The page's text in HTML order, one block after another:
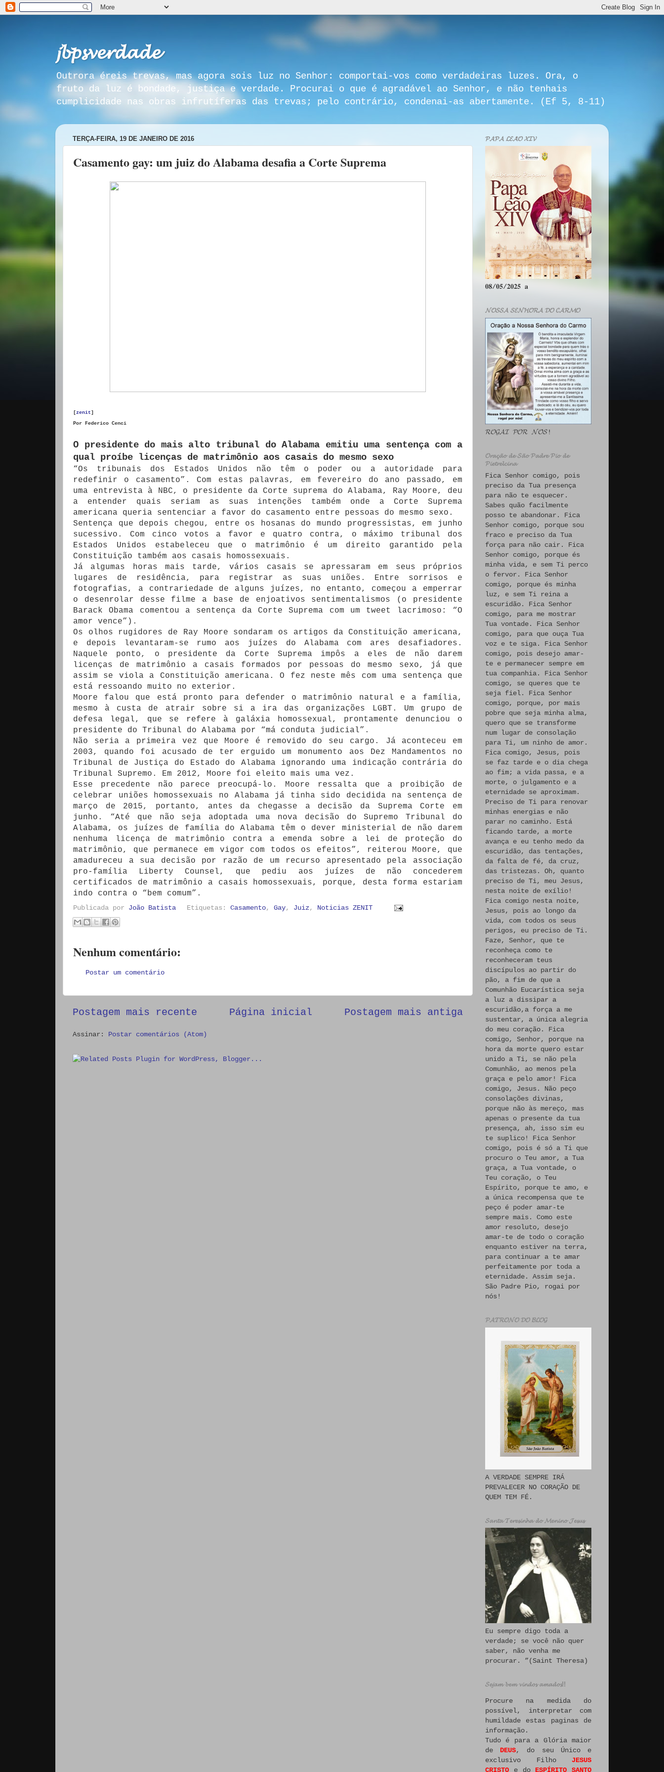
𝓳𝓫𝓹𝓼𝓿𝓮𝓻𝓭𝓪𝓭𝓮
Outrora éreis trevas, mas agora sois luz no Senhor: comportai-vos como verdadeiras luzes. Ora, o
fruto da luz é bondade, justiça e verdade. Procurai o que é agradável ao Senhor, e não tenhais
cumplicidade nas obras infrutíferas das trevas; pelo contrário, condenai-as abertamente. (Ef 5, 8-11)
TERÇA-FEIRA, 19 DE JANEIRO DE 2016
Casamento gay: um juiz do Alabama desafia a Corte Suprema
[zenit]
Por
Federico Cenci
O presidente do mais alto tribunal do Alabama emitiu uma sentença com a
qual proíbe licenças de matrimônio aos casais do mesmo sexo
“Os tribunais dos Estados Unidos não têm o poder ou a autoridade para
redefinir o casamento”. Com estas palavras, em fevereiro do ano passado, em
uma entrevista à NBC, o presidente da Corte suprema do Alabama, Ray Moore, deu
a entender quais seriam as suas intenções também onde a Corte Suprema
americana queria sentenciar a favor do casamento entre pessoas do mesmo sexo.
Sentença que depois chegou, entre os hosanas do mundo progressistas, em junho
sucessivo. Com cinco votos a favor e quatro contra, o máximo tribunal dos
Estados Unidos estabeleceu que o matrimônio é um direito garantido pela
Constituição também aos casais homossexuais.
Já algumas horas mais tarde, vários casais se apressaram em seus próprios
lugares de residência, para registrar as suas uniões. Entre sorrisos e
fotografias, a contrariedade de alguns juízes, no entanto, começou a emperrar
o desenrolar desse filme a base de enjoativos sentimentalismos (o presidente
Barack Obama comentou a sentença da Corte Suprema com um tweet lacrimoso: “O
amor vence”).
Os olhos rugidores de Ray Moore sondaram os artigos da Constituição americana,
e depois levantaram-se rumo aos juízes do Alabama com ares desafiadores.
Naquele ponto, o presidente da Corte Suprema impôs a eles de não darem
licenças de matrimônio a casais formados por pessoas do mesmo sexo, já que
assim se viola a Constituição americana. O fez neste mês com uma sentença que
está ressoando muito no exterior.
Moore falou que está pronto para defender o matrimônio natural e a família,
mesmo à custa de atrair sobre si a ira das organizações LGBT. Um grupo de
defesa legal, que se refere à galáxia homossexual, prontamente denunciou o
presidente do Tribunal do Alabama por “má conduta judicial”.
Não seria a primeira vez que Moore é removido do seu cargo. Já aconteceu em
2003, quando foi acusado de ter erguido um monumento aos Dez Mandamentos no
Tribunal de Justiça do Estado do Alabama ignorando uma indicação contrária do
Tribunal Supremo. Em 2012, Moore foi eleito mais uma vez.
Esse precedente não parece preocupá-lo. Moore ressalta que a proibição de
celebrar uniões homossexuais no Alabama já tinha sido decidida na sentença de
março de 2015, portanto, antes da chegasse a decisão da Suprema Corte em
junho. “Até que não seja adoptada uma nova decisão do Supremo Tribunal do
Alabama, os juízes de família do Alabama têm o dever ministerial de não darem
nenhuma licença de matrimônio contra a emenda sobre a lei de proteção do
matrimônio, que permanece em vigor com todos os efeitos”, reiterou Moore, que
amadureceu a sua decisão por razão de um recurso apresentado pela associação
pro-família Liberty Counsel, que pediu aos juízes de não concederem
certificados de matrimônio a casais homossexuais, porque, desta forma estariam
indo contra o “bem comum”.
Publicada por João Batista Etiquetas:Casamento,Gay, Juiz, Noticias ZENIT
Nenhum comentário:
Postar um comentário
Postagem mais recente Postagem mais antiga
Página inicial
Assinar: Postar comentários (Atom)
𝓟𝓐𝓟𝓐 𝓛𝓔𝓐̃𝓞 𝓧𝓘𝓥
𝟎𝟖/𝟎𝟓/𝟐𝟎𝟐𝟓 𝐚
𝓝𝓞𝓢𝓢𝓐 𝓢𝓔𝓝𝓗𝓞𝓡𝓐 𝓓𝓞 𝓒𝓐𝓡𝓜𝓞
𝓡𝓞𝓖𝓐𝓘 𝓟𝓞𝓡 𝓝𝓞́𝓢!
𝓞𝓻𝓪𝓬̧𝓪̃𝓸 𝓭𝓮 𝓢𝓪̃𝓸 𝓟𝓪𝓭𝓻𝓮 𝓟𝓲𝓸 𝓭𝓮
𝓟𝓲𝓮𝓽𝓻𝓮𝓵𝓬𝓲𝓷𝓪
Fica Senhor comigo, pois
preciso da Tua presença
para não te esquecer.
Sabes quão facilmente
posso te abandonar. Fica
Senhor comigo, porque sou
fraco e preciso da Tua
força para não cair. Fica
Senhor comigo, porque és
minha vida, e sem Ti perco
o fervor. Fica Senhor
comigo, porque és minha
luz, e sem Ti reina a
escuridão. Fica Senhor
comigo, para me mostrar
Tua vontade. Fica Senhor
comigo, para que ouça Tua
voz e te siga. Fica Senhor
comigo, pois desejo amar-
te e permanecer sempre em
tua companhia. Fica Senhor
comigo, se queres que te
seja fiel. Fica Senhor
comigo, porque, por mais
pobre que seja minha alma,
quero que se transforme
num lugar de consolação
para Ti, um ninho de amor.
Fica comigo, Jesus, pois
se faz tarde e o dia chega
ao fim; a vida passa, e a
morte, o julgamento e a
eternidade se aproximam.
Preciso de Ti para renovar
minhas energias e não
parar no caminho. Está
ficando tarde, a morte
avança e eu tenho medo da
escuridão, das tentações,
da falta de fé, da cruz,
das tristezas. Oh, quanto
preciso de Ti, meu Jesus,
nesta noite de exílio!
Fica comigo nesta noite,
Jesus, pois ao longo da
vida, com todos os seus
perigos, eu preciso de Ti.
Faze, Senhor, que te
reconheça como te
reconheceram teus
discípulos ao partir do
pão, a fim de que a
Comunhão Eucarística seja
a luz a dissipar a
escuridão,a força a me
sustentar, a única alegria
do meu coração. Fica
comigo, Senhor, porque na
hora da morte quero estar
unido a Ti, se não pela
Comunhão, ao menos pela
graça e pelo amor! Fica
comigo, Jesus. Não peço
consolações divinas,
porque não às mereço, mas
apenas o presente da tua
presença, ah, isso sim eu
te suplico! Fica Senhor
comigo, pois é só a Ti que
procuro o Teu amor, a Tua
graça, a Tua vontade, o
Teu coração, o Teu
Espírito, porque te amo, e
a única recompensa que te
peço é poder amar-te
sempre mais. Como este
amor resoluto, desejo
amar-te de todo o coração
enquanto estiver na terra,
para continuar a te amar
perfeitamente por toda a
eternidade. Assim seja.
São Padre Pio, rogai por
nós!
𝓟𝓐𝓣𝓡𝓞𝓝𝓞 𝓓𝓞 𝓑𝓛𝓞𝓖
A VERDADE SEMPRE IRÁ
PREVALECER NO CORAÇÃO DE
QUEM TEM FÉ.
𝓢𝓪𝓷𝓽𝓪 𝓣𝓮𝓻𝓮𝓼𝓲𝓷𝓱𝓪 𝓭𝓸 𝓜𝓮𝓷𝓲𝓷𝓸 𝓙𝓮𝓼𝓾𝓼
Eu sempre digo toda a
verdade; se você não quer
saber, não venha me
procurar. ”(Saint Theresa)
𝓢𝓮𝓳𝓪𝓶 𝓫𝓮𝓶 𝓿𝓲𝓷𝓭𝓸𝓼 𝓪𝓶𝓪𝓭𝓸𝓼!!
Procure na medida do
possível, interpretar com
humildade estas paginas de
informação.
Tudo é para a Glória maior
de DEUS, do seu Único e
exclusivo Filho JESUS
CRISTO e do ESPÍRITO SANTO